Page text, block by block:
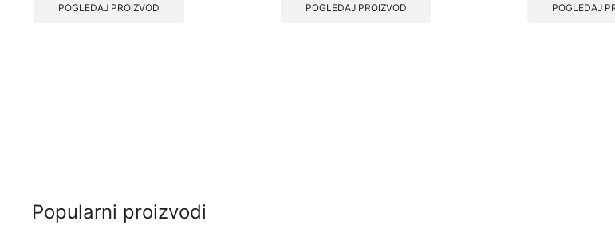
POGLEDAJ PROIZVOD POGLEDAJ PROIZVOD POGLEDAJ
Popularni proizvodi